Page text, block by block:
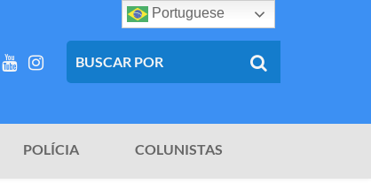
POLÍCIA COLUNISTAS
Portuguese